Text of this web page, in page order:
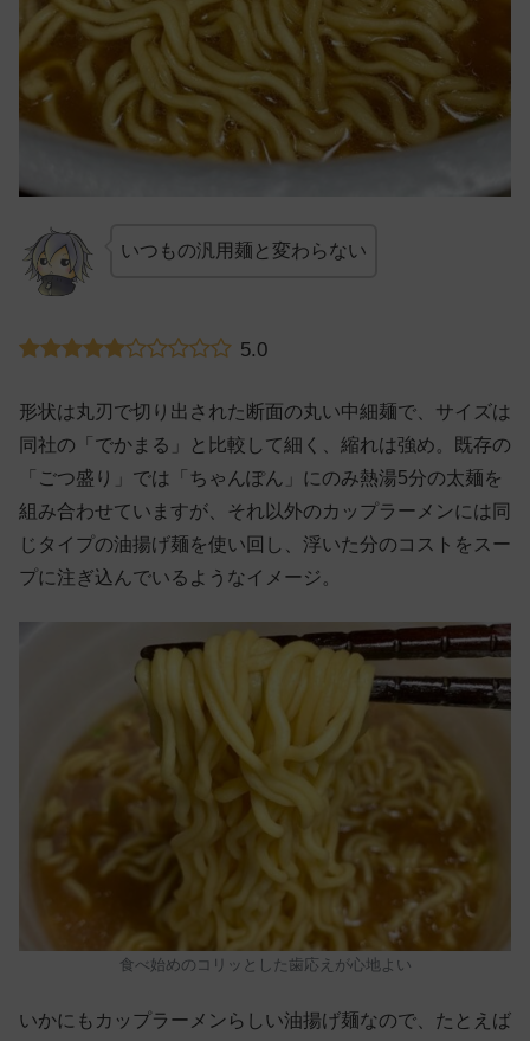
いつもの汎用麺と変わらない
5.0
形状は丸刃で切り出された断面の丸い中細麺で、サイズは
同社の「でかまる」と比較して細く、縮れは強め。既存の
「ごつ盛り」では「ちゃんぽん」にのみ熱湯5分の太麺を
組み合わせていますが、それ以外のカップラーメンには同
じタイプの油揚げ麺を使い回し、浮いた分のコストをスー
プに注ぎ込んでいるようなイメージ。
食べ始めのコリッとした歯応えが心地よい
いかにもカップラーメンらしい油揚げ麺なので、たとえば